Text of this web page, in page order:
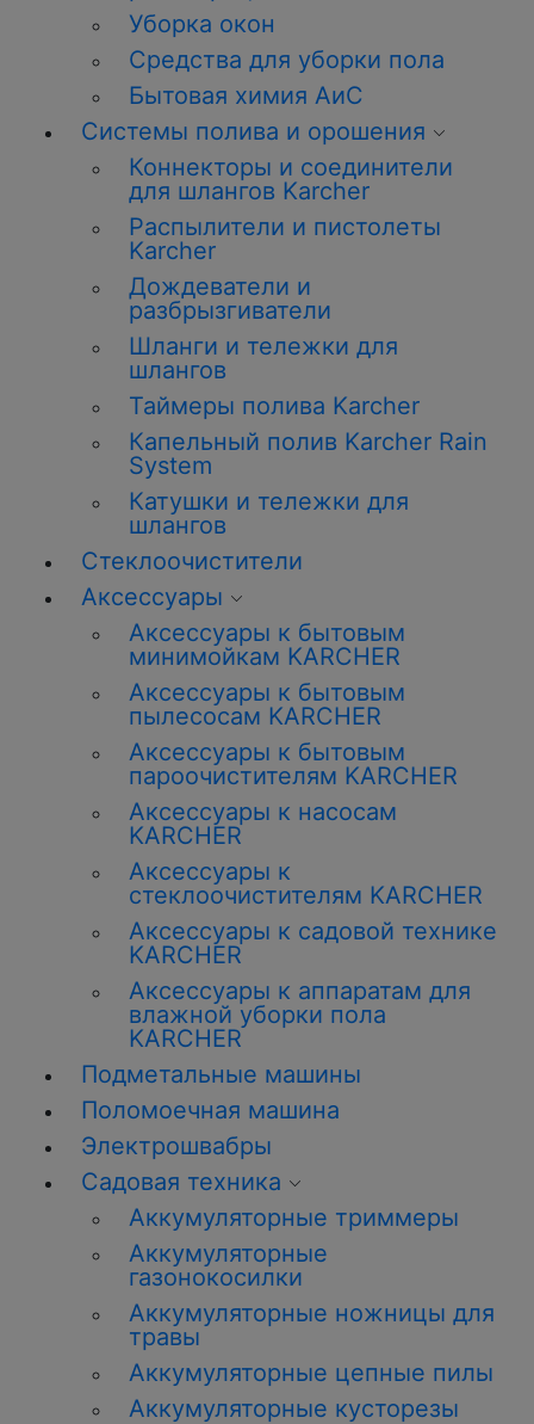
Уборка окон
Средства для уборки пола
Бытовая химия АиС
Системы полива и орошения
Коннекторы и соединители
для шлангов Karcher
Распылители и пистолеты
Karcher
Дождеватели и
разбрызгиватели
Шланги и тележки для
шлангов
Таймеры полива Karcher
Капельный полив Karcher Rain
System
Катушки и тележки для
шлангов
Стеклоочистители
Аксессуары
Аксессуары к бытовым
минимойкам KARCHER
Аксессуары к бытовым
пылесосам KARCHER
Аксессуары к бытовым
пароочистителям KARCHER
Аксессуары к насосам
KARCHER
Аксессуары к
стеклоочистителям KARCHER
Аксессуары к садовой технике
KARCHER
Аксессуары к аппаратам для
влажной уборки пола
KARCHER
Подметальные машины
Поломоечная машина
Электрошвабры
Садовая техника
Аккумуляторные триммеры
Аккумуляторные
газонокосилки
Аккумуляторные ножницы для
травы
Аккумуляторные цепные пилы
Аккумуляторные кусторезы